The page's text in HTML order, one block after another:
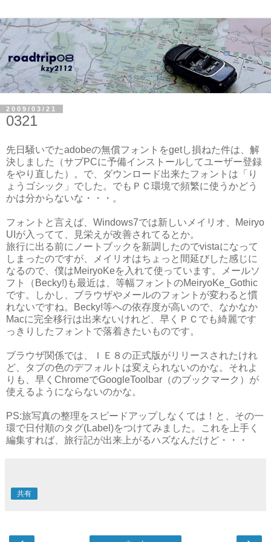
2009/03/21
0321
先日騒いでたadobeの無償フォントをgetし損ねた件は、解
決しました（サブPCに予備インストールしてユーザー登録
をやり直した）。で、ダウンロード出来たフォントは「り
ょうゴシック」でした。でもＰＣ環境で頻繁に使うかどう
かは分からないな・・・。
フォントと言えば、Windows7では新しいメイリオ、Meiryo
UIが入ってて、見栄えが改善されてるとか。
旅行に出る前にノートブックを新調したのでvistaになって
しまったのですが、メイリオはちょっと間延びした感じに
なるので、僕はMeiryoKeを入れて使っています。メールソ
フト（Becky!)も最近は、等幅フォントのMeiryoKe_Gothic
です。しかし、ブラウザやメールのフォントが変わると慣
れないですね。Becky!等への依存度が高いので、なかなか
Macに完全移行は出来ないけれど、早くＰＣでも綺麗です
っきりしたフォントで落着きたいものです。
ブラウザ関係では、ＩＥ８の正式版がリリースされたけれ
ど、タブの色のデフォルトは変えられないのかな。それよ
りも、早くChromeでGoogleToolbar（のブックマーク）が
使えるようにならないのかな。
PS:旅写真の整理をスピードアップしなくては！と、その一
環で日付順のタグ(Label)をつけてみました。これを上手く
編集すれば、旅行記が出来上がるハズなんだけど・・・
共有